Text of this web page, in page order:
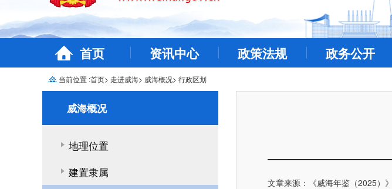
首页 资讯中心 政策法规 政务公开
当前位置 :首页> 走进威海> 威海概况> 行政区划
威海概况
地理位置
建置隶属
文章来源：《威海年鉴（2025）》